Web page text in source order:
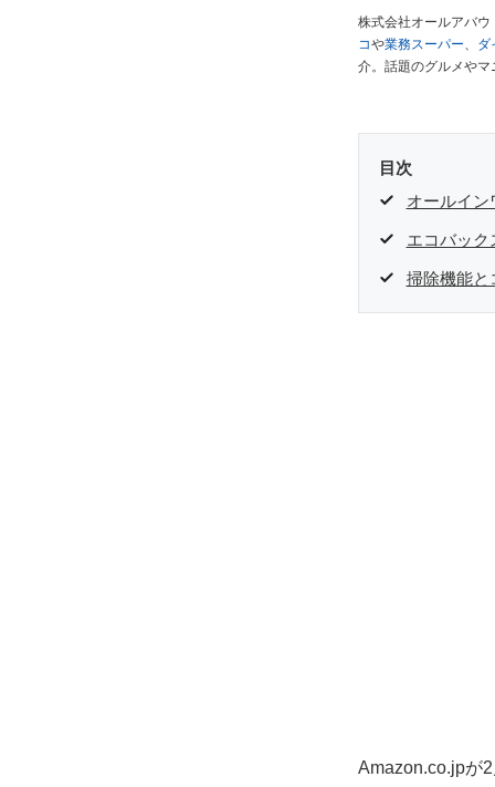
株式会社オールアバ
コや業務スーパー、
ダ
介。話題のグルメや
目次
オールイ
エコバック
掃除機能と
Amazon.co.jpが